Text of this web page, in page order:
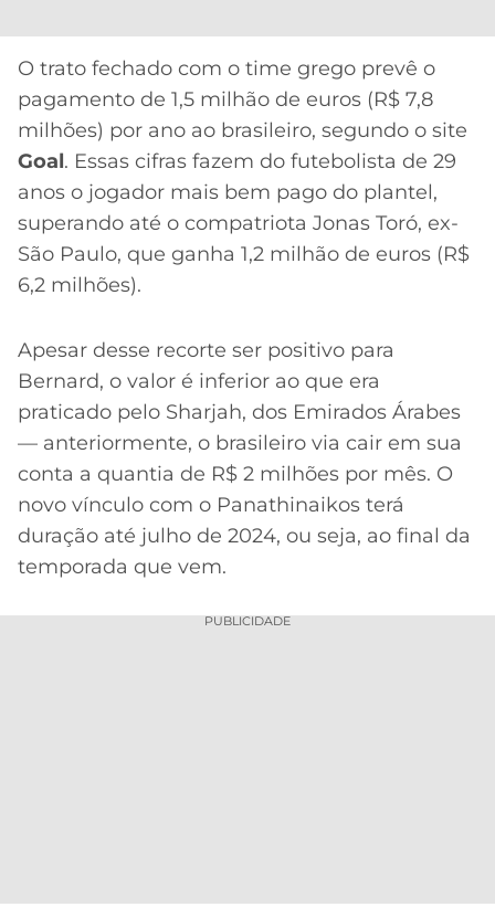
ONLINE
2026
GRÊMIO
ATLÉTICO
MG
CRUZEIRO
LALIGA
O trato fechado com o time grego prevê o
pagamento de 1,5 milhão de euros (R$ 7,8
milhões) por ano ao brasileiro, segundo o site
Goal. Essas cifras fazem do futebolista de 29
anos o jogador mais bem pago do plantel,
superando até o compatriota Jonas Toró, ex-
São Paulo, que ganha 1,2 milhão de euros (R$
6,2 milhões).
Apesar desse recorte ser positivo para
Bernard, o valor é inferior ao que era
praticado pelo Sharjah, dos Emirados Árabes
— anteriormente, o brasileiro via cair em sua
conta a quantia de R$ 2 milhões por mês. O
novo vínculo com o Panathinaikos terá
duração até julho de 2024, ou seja, ao final da
temporada que vem.
PUBLICIDADE